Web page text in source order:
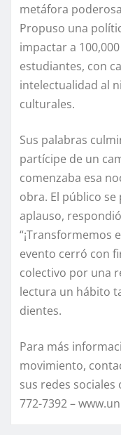
metáfora
Propuso una
impactar a
estudiantes, con
intelectualidad al
culturales.
Sus palabras
partícipe de un
comenzaba esa
obra. El público
aplauso,
“¡Transformemos
evento cerró con
colectivo por una
lectura un hábito
dientes.
Para más
movimiento,
sus redes
772-7392 –